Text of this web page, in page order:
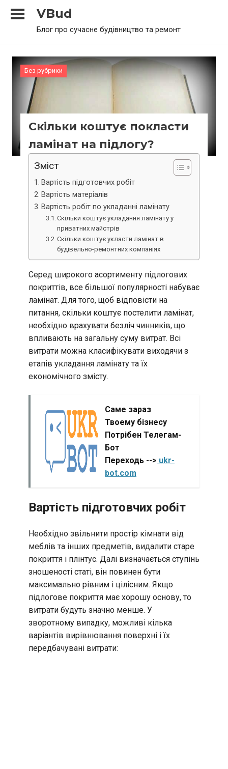
VBud
Блог про сучасне будівництво та ремонт
Без рубрики
Скільки коштує покласти
ламінат на підлогу?
Зміст
Вартість підготовчих робіт
Вартість матеріалів
Вартість робіт по укладанні ламінату
Скільки коштує укладання ламінату у
приватних майстрів
Скільки коштує укласти ламінат в
будівельно-ремонтних компаніях
Серед широкого асортименту підлогових
покриттів, все більшої популярності набуває
ламінат. Для того, щоб відповісти на
питання, скільки коштує постелити ламінат,
необхідно врахувати безліч чинників, що
впливають на загальну суму витрат. Всі
витрати можна класифікувати виходячи з
етапів укладання ламінату та їх
економічного змісту.
Саме зараз
Твоему бізнесу
Потрібен Телегам-
Бот
Переходь --> ukr-
bot.com
Вартість підготовчих робіт
Необхідно звільнити простір кімнати від
меблів та інших предметів, видалити старе
покриття і плінтус. Далі визначається ступінь
зношеності статі, він повинен бути
максимально рівним і цілісним. Якщо
підлогове покриття має хорошу основу, то
витрати будуть значно менше. У
зворотному випадку, можливі кілька
варіантів вирівнювання поверхні і їх
передбачувані витрати: